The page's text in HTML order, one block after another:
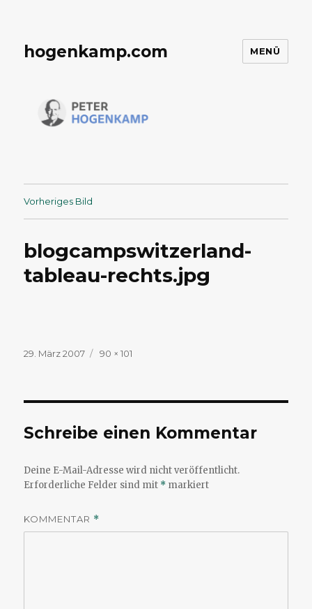
hogenkamp.com MENÜ
Vorheriges Bild
blogcampswitzerland-
tableau-rechts.jpg
Veröffentlicht
29. März 2007
Volle
90 × 101
Schreibe einen Kommentar
Deine E-Mail-Adresse wird nicht veröffentlicht.
Erforderliche Felder sind mit * markiert
KOMMENTAR *